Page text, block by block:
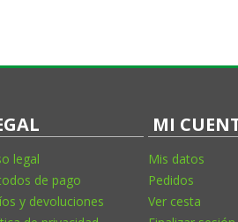
legal
de pago
y devoluciones
MI
Mis datos
Pedidos
Ver cesta